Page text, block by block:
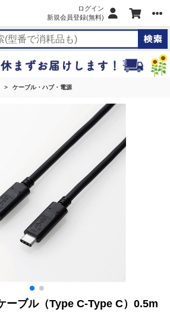
ログイン
新規会員登録(無料)
ケーブル・ハブ・電源
ーブル（Type C-Type C）0.5m